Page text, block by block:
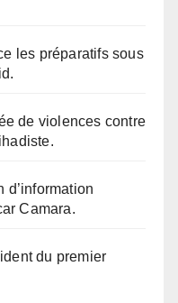
les préparatifs sous
de violences contre
d’information
Camara.
du premier